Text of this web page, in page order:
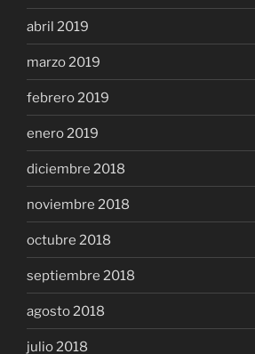
abril 2019
marzo 2019
febrero 2019
enero 2019
diciembre 2018
noviembre 2018
octubre 2018
septiembre 2018
agosto 2018
julio 2018